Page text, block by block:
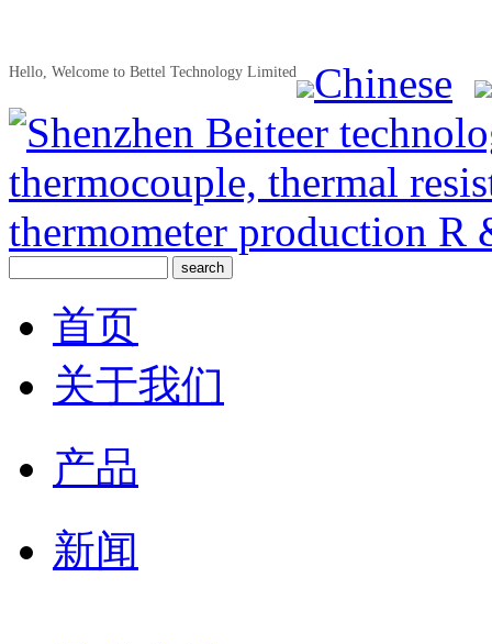
Hello, Welcome to Bettel Technology Limited Chinese
首页
关于我们
产品
新闻